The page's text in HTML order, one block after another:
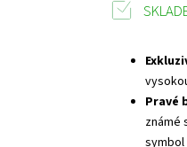
Pravé
známé